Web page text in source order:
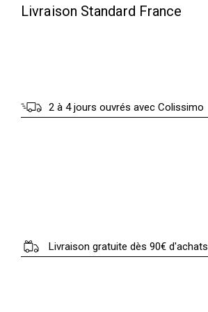
Livraison Standard France
2 à 4 jours ouvrés avec Colissimo
Livraison gratuite dès 90€ d'achats